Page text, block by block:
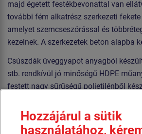
majd égetett festékbevonattal van
további fém alkatrész szerkezeti
amelyet szemcseszórással és
kezelnek. A szerkezetek beton alapba
Csúszdák üveggyapot anyagból
stb. rendkívül jó minőségű HDPE
festett nagy sűrűségű polietilénből
biztonság jellemez, mivel nem
gyerekeket nem fenyegeti az éles
Hozzájárul a sütik
használatához,